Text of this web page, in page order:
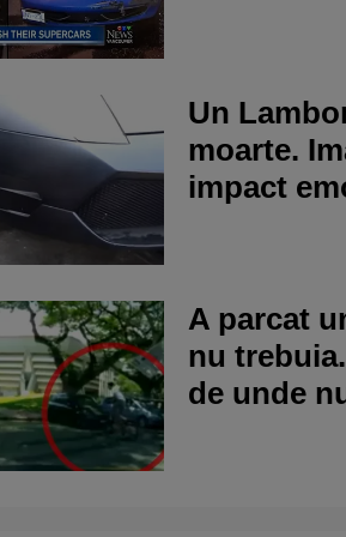
Un
moarte.
impact
A parcat
nu
de unde